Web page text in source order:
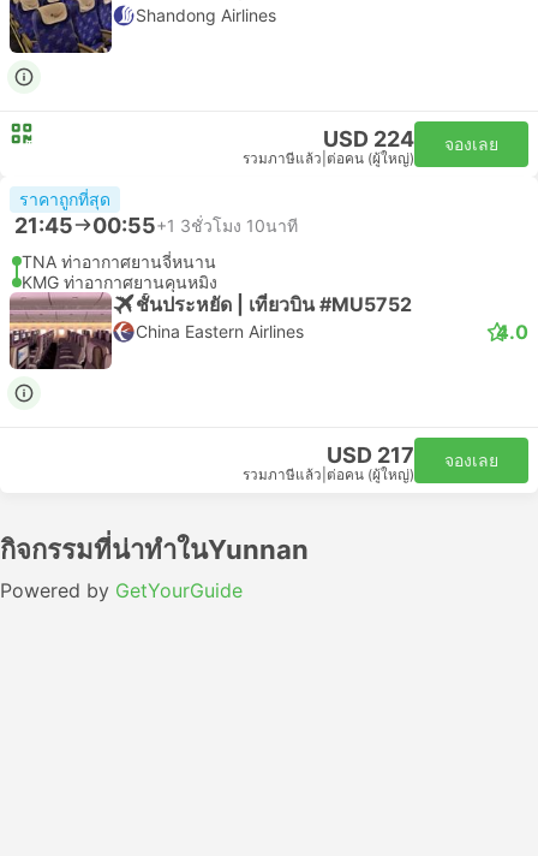
Shandong Airlines
USD 224
รวมภาษีแล้ว ต่อคน (ผู้ใหญ่)
จองเลย
ราคาถูกที่สุด
21:45 00:55+1 3ชั่วโมง 10นาที
TNA ท่าอากาศยานจี่หนาน
KMG ท่าอากาศยานคุนหมิง
ชั้นประหยัด | เที่ยวบิน #MU5752
China Eastern Airlines 4.0
USD 217
รวมภาษีแล้ว ต่อคน (ผู้ใหญ่)
จองเลย
กิจกรรมที่น่าทำในYunnan
Powered by GetYourGuide